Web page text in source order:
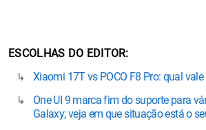
ESCOLHAS DO EDITOR
Xiaomi 17T vs POCO F8 Pro: qual
One UI 9 marca fim do suporte para
Galaxy; veja em que situação está o